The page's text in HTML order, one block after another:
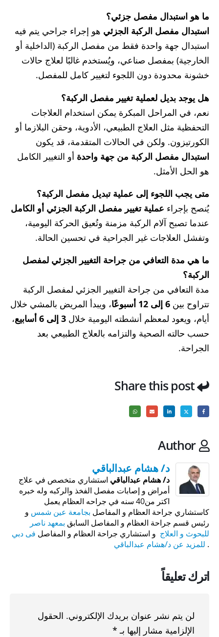
ما هو استبدال مفصل جزئي؟
استبدال مفصل الركبة الجزئي هو إجراء جراحي يتم فيه
استبدال جهة واحدة فقط من مفصل الركبة (الداخلية أو
الخارجية) بمفصل صناعي، ويُستخدم غالبًا لعلاج حالات
خشونة محدودة دون اللجوء لتغيير كامل للمفصل.
هل يوجد بديل لعملية تغيير مفصل الركبة؟
نعم، في المراحل المبكرة يمكن استخدام العلاجات
التحفظية مثل العلاج الطبيعي، الأدوية، وحقن البلازما أو
الكورتيزون. ولكن في الحالات المتقدمة، قد يكون
استبدال مفصل الركبة من جهة واحدة أو التغيير الكامل
هو الحل الأمثل.
متى يجب اللجوء إلى عملية تبديل مفصل الركبة؟
يُنصح بإجراء عملية تغيير مفصل الركبة الجزئي أو الكامل
عندما تصبح آلام الركبة مزمنة وتُعيق الحركة اليومية،
وتفشل العلاجات غير الجراحية في تحسين الحالة.
ما هي مدة التعافي من جراحة التغيير الجزئي لمفصل
الركبة؟
مدة التعافي من جراحة التغيير الجزئي لمفصل الركبة
تتراوح بين 6 إلى 12 أسبوعًا
، ويبدأ المريض بالمشي خلال
أيام، ويعود لمعظم أنشطته اليومية خلال 3 إلى 6 أسابيع
،
حسب حالته الصحية والتزامه بالعلاج الطبيعي بعد
الجراحة.
Share this post
Author
د/ هشام عبدالباقي
د/ هشام عبدالباقي استشاري متخصص في علاج
أمراض و إصابات مفصل الفخذ والركبه وله خبره
اكتر من40 سنه في جراحه العظام يعمل
كاستشاري جراحة العظام و المفاصل بجامعة عين شمس و
رئيس قسم جراحة العظام و المفاصل السابق بمعهد ناصر
للبحوث و العلاج و استشاري جراحة العظام و المفاصل فى دبي
. للمزيد عن د/هشام عبدالباقي
اترك تعليقاً
لن يتم نشر عنوان بريدك الإلكتروني. الحقول
الإلزامية مشار إليها بـ *